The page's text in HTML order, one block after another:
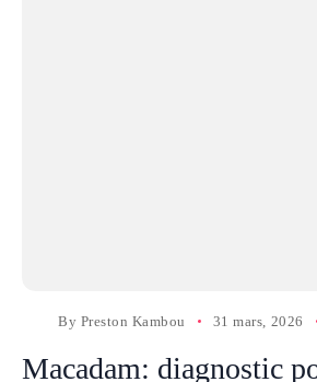
By Preston Kambou 31 mars, 2026
Macadam: diagnostic poétique